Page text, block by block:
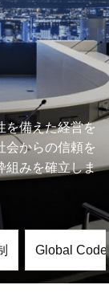
を備えた経営を
会からの信頼を
組みを確立しま
Global